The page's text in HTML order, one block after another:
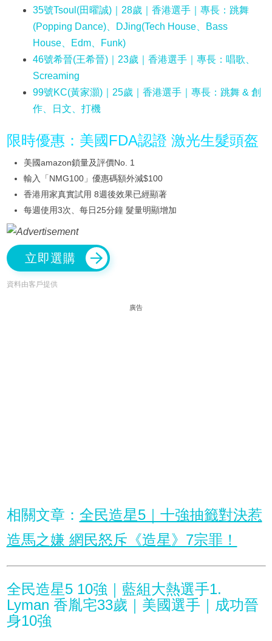
35號Tsoul(田曜誠)｜28歲｜香港選手｜專長：跳舞
(Popping Dance)、DJing(Tech House、Bass
House、Edm、Funk)
46號希晉(王希晉)｜23歲｜香港選手｜專長：唱歌、
Screaming
99號KC(黃家灝)｜25歲｜香港選手｜專長：跳舞 & 創
作、日文、打機
限時優惠：美國FDA認證 激光生髮頭盔
美國amazon鎖量及評價No. 1
輸入「NMG100」優惠碼額外減$100
香港用家真實試用 8週後效果已經顯著
每週使用3次、每日25分鐘 髮量明顯增加
立即選購
資料由客戶提供
廣告
相關文章： 全民造星5｜十強抽籤對決惹
造馬之嫌 網民怒斥《造星》7宗罪！
全民造星5 10強｜藍組大熱選手1.
Lyman 香胤宅33歲｜美國選手｜成功晉
身10強